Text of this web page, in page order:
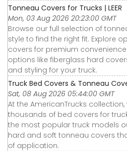
Tonneau Covers for Trucks | LEER
Mon, 03 Aug 2026 20:23:00 GMT
Browse our full selection of
style to find the right fit. Explore
covers for premium
options like fiberglass hard
and styling for your truck.
Truck Bed Covers & Tonneau
Sat, 08 Aug 2026 05:44:00 GMT
At the AmericanTrucks
thousands of bed covers for
the most popular truck models
hard and soft tonneau covers
of application.